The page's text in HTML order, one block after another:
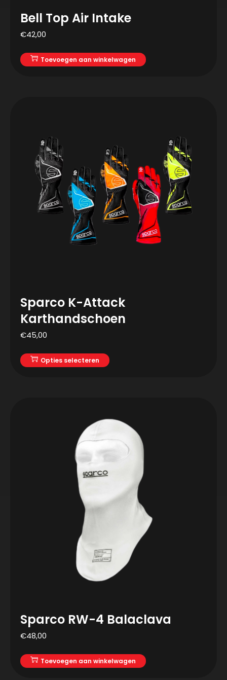
Bell Top Air Intake
€42,00
Toevoegen aan winkelwagen
Sparco K-Attack
Karthandschoen
€45,00
Opties selecteren
Sparco RW-4 Balaclava
€48,00
Toevoegen aan winkelwagen